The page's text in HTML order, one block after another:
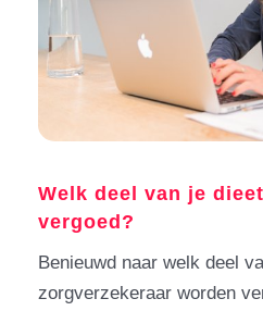
Welk deel van je
vergoed?
Benieuwd naar welk deel
zorgverzekeraar worden